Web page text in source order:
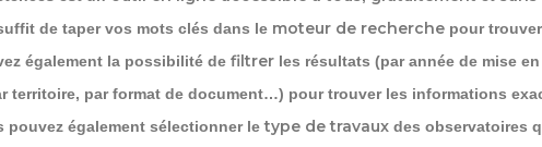
de taper vos mots clés dans le moteur de recherche pour
également la possibilité de filtrer les résultats (par année de mise
territoire, par format de document…) pour trouver les informations
pouvez également sélectionner letype de travaux des observatoires